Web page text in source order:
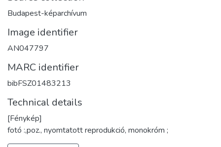
Budapest-képarchívum
Image identifier
AN047797
MARC identifier
bibFSZ01483213
Technical details
[Fénykép]
fotó :,poz., nyomtatott reprodukció, monokróm ;